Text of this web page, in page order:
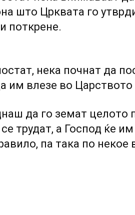
што Црквата го
поткрене.
нека почнат да
им влезе во Царството
да го земат целото
трудат, а Господ ќе
па така по некое